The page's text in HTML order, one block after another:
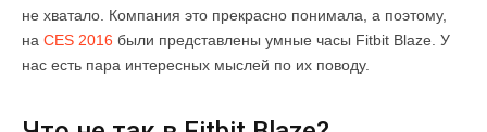
не хватало. Компания это прекрасно понимала, а поэтому,
на CES 2016 были представлены умные часы Fitbit Blaze. У
нас есть пара интересных мыслей по их поводу.